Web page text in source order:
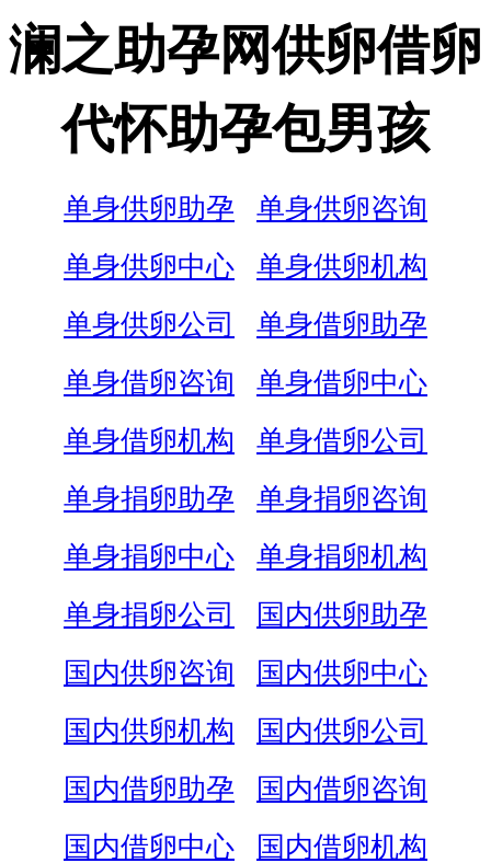
澜之助孕网供卵借卵
代怀助孕包男孩
单身供卵助孕
单身供卵咨询
单身供卵中心
单身供卵机构
单身供卵公司
单身借卵助孕
单身借卵咨询
单身借卵中心
单身借卵机构
单身借卵公司
单身捐卵助孕
单身捐卵咨询
单身捐卵中心
单身捐卵机构
单身捐卵公司
国内供卵助孕
国内供卵咨询
国内供卵中心
国内供卵机构
国内供卵公司
国内借卵助孕
国内借卵咨询
国内借卵中心
国内借卵机构